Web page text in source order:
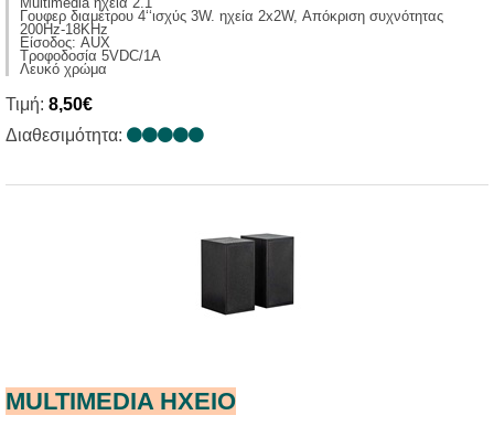
Γουφερ διαμέτρου 4‘‘ισχύς 3W. ηχεία 2x2W, Απόκριση συχνότητας
200Hz-18KHz
Είσοδος: AUX
Τροφοδοσία 5VDC/1A
Λευκό χρώμα
Τιμή: 8,50€
Διαθεσιμότητα:
MULTIMEDIA HXΕΙΟ